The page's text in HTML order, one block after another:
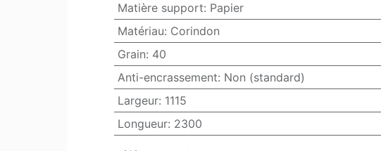
Matière support: Papier
Matériau: Corindon
Grain: 40
Anti-encrassement: Non (standard)
Largeur: 1115
Longueur: 2300